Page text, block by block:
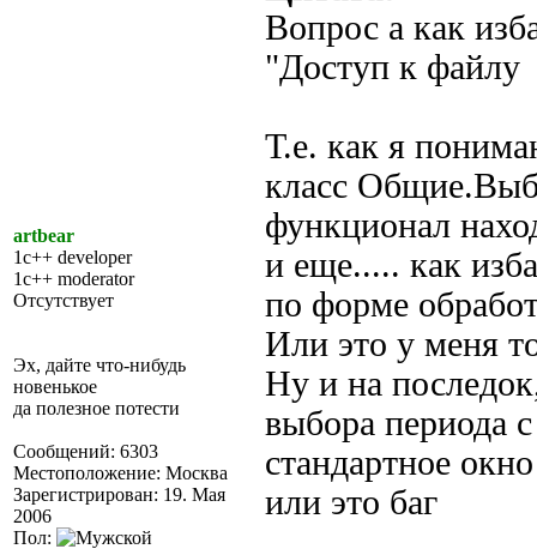
artbear
1c++ developer
1c++ moderator
Отсутствует
Эх, дайте что-нибудь
новенькое
да полезное потести
Сообщений: 6303
Местоположение: Москва
Зарегистрирован: 19. Мая
2006
Пол:
Вопрос а как
"Дocтyп к фaйлy
Т.е. как я
класс
функционал
и еще..... как
по форме
Или это у меня
Ну и на
выбора периода
стандартное
или это баг